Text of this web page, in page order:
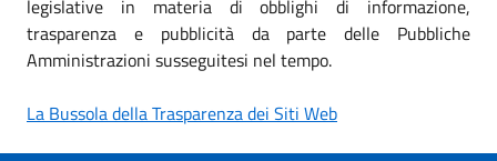
legislative in materia di obblighi di informazione,
trasparenza e pubblicità da parte delle Pubbliche
Amministrazioni susseguitesi nel tempo.
La Bussola della Trasparenza dei Siti Web